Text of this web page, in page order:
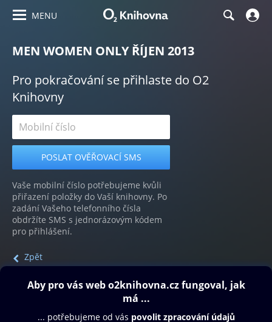
MENU
MEN WOMEN ONLY ŘÍJEN 2013
Pro pokračování se přihlaste do O2
Knihovny
Vaše mobilní číslo potřebujeme kvůli
přiřazení položky do Vaší knihovny. Po
zadání Vašeho telefonního čísla
obdržíte SMS s jednorázovým kódem
pro přihlášení.
Zpět
Obsah ke stažení